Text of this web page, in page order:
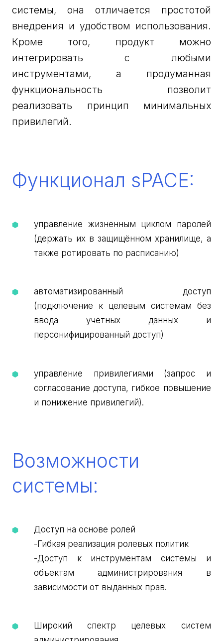
системы, она отличается простотой
внедрения и удобством использования.
Кроме того, продукт можно
интегрировать с любыми
инструментами, а продуманная
функциональность позволит
реализовать принцип минимальных
привилегий.
Функционал sPACE:
управление жизненным циклом паролей
(держать их в защищённом хранилище, а
также ротировать по расписанию)
автоматизированный доступ
(подключение к целевым системам без
ввода учётных данных и
персонифицированный доступ)
управление привилегиями (запрос и
согласование доступа, гибкое повышение
и понижение привилегий).
Возможности
системы:
Доступ на основе ролей
-Гибкая реализация ролевых политик
-Доступ к инструментам системы и
объектам администрирования в
зависимости от выданных прав.
Широкий спектр целевых систем